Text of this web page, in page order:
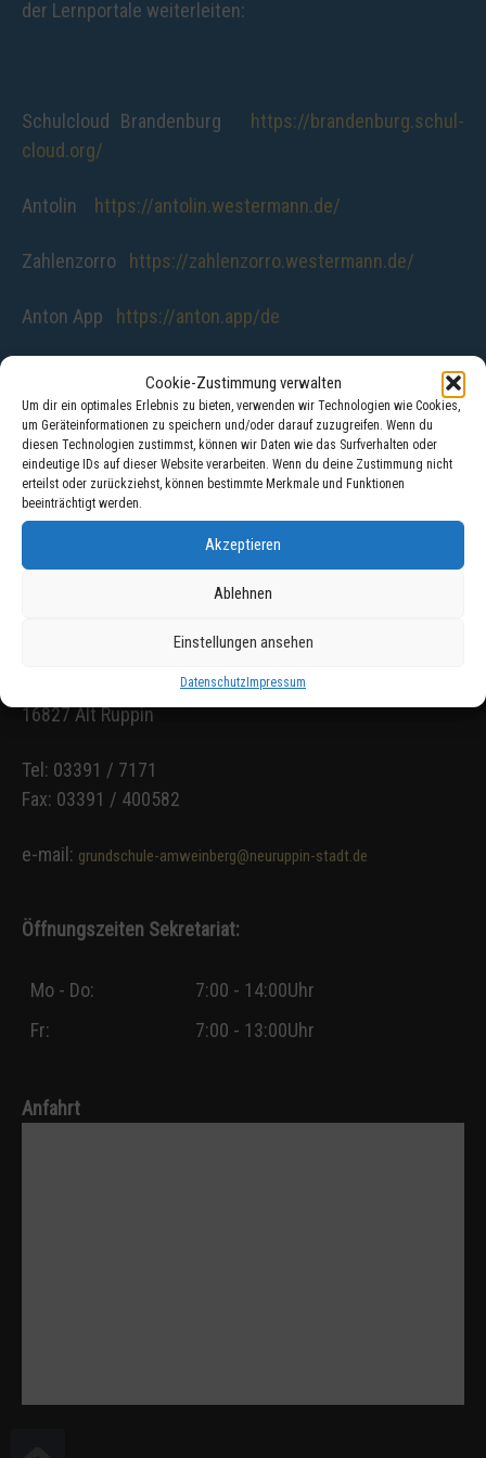
Cookie-Zustimmung verwalten
Um dir ein optimales Erlebnis zu bieten, verwenden wir Technologien wie Cookies,
um Geräteinformationen zu speichern und/oder darauf zuzugreifen. Wenn du
diesen Technologien zustimmst, können wir Daten wie das Surfverhalten oder
eindeutige IDs auf dieser Website verarbeiten. Wenn du deine Zustimmung nicht
erteilst oder zurückziehst, können bestimmte Merkmale und Funktionen
beeinträchtigt werden.
Akzeptieren
Ablehnen
Einstellungen ansehen
DatenschutzImpressum
Gremien
Schulgeschichte
Lesende Schule
Gesunde und bewegte Schule
Musikorientierung
der Lernportale weiterleiten:
Schulcloud Brandenburg
https://brandenburg.schul-
cloud.org/
Antolin https://antolin.westermann.de/
Zahlenzorro https://zahlenzorro.westermann.de/
Anton App https://anton.app/de
16827 Alt Ruppin
Tel: 03391 / 7171
Fax: 03391 / 400582
e-mail: grundschule-amweinberg@neuruppin-stadt.de
Öffnungszeiten Sekretariat:
Mo - Do:
7:00 - 14:00Uhr
Fr:
7:00 - 13:00Uhr
Anfahrt